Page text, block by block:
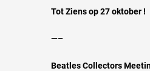
Tot Ziens op 27 oktober !
—–
Beatles Collectors